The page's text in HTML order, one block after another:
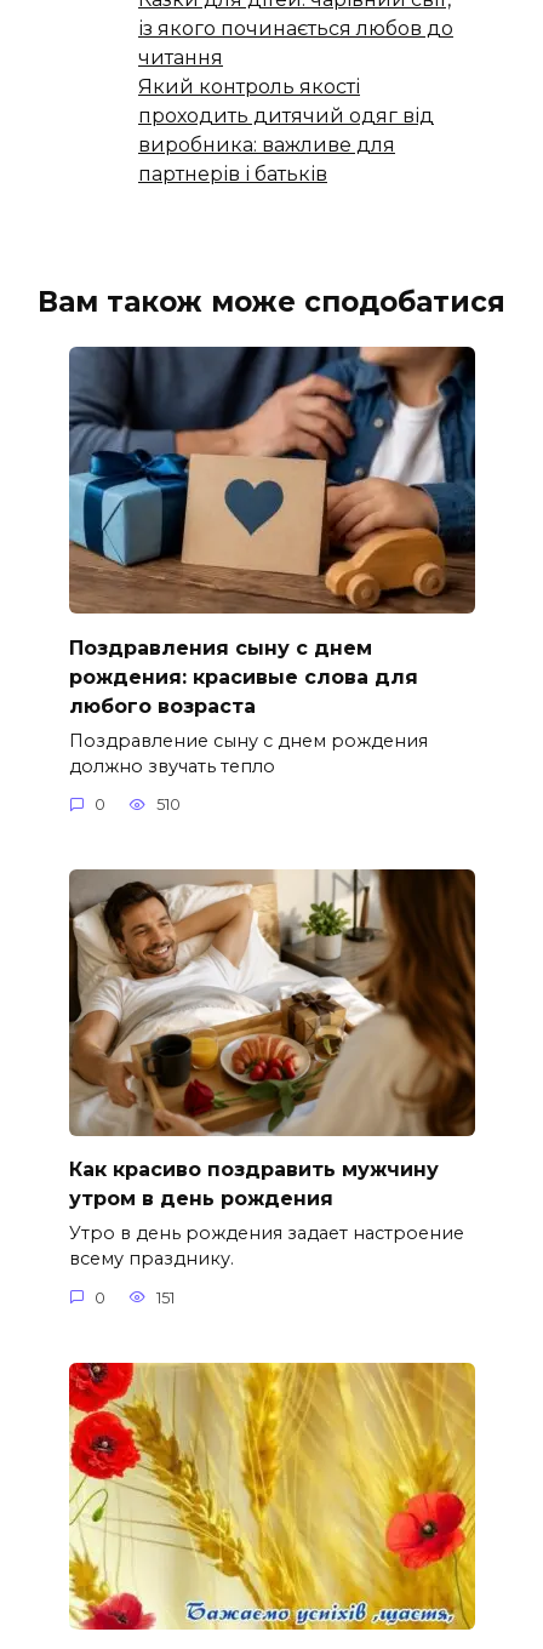
із якого починається любов до
читання
Який контроль якості
проходить дитячий одяг від
виробника: важливе для
партнерів і батьків
Вам також може сподобатися
Поздравления сыну с днем
рождения: красивые слова для
любого возраста
Поздравление сыну с днем рождения
должно звучать тепло
0 510
Как красиво поздравить мужчину
утром в день рождения
Утро в день рождения задает настроение
всему празднику.
0 151